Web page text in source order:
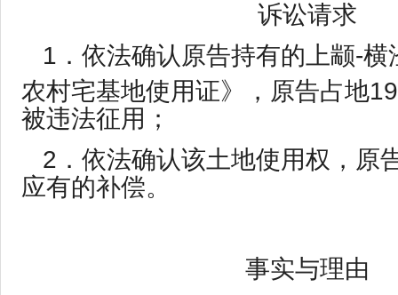
诉讼请求
1．依法确认原告持有的上颛-
农村宅基地使用证》，原告占地
被违法征用；
2．依法确认该土地使用权，原
应有的补偿。
事实与理由